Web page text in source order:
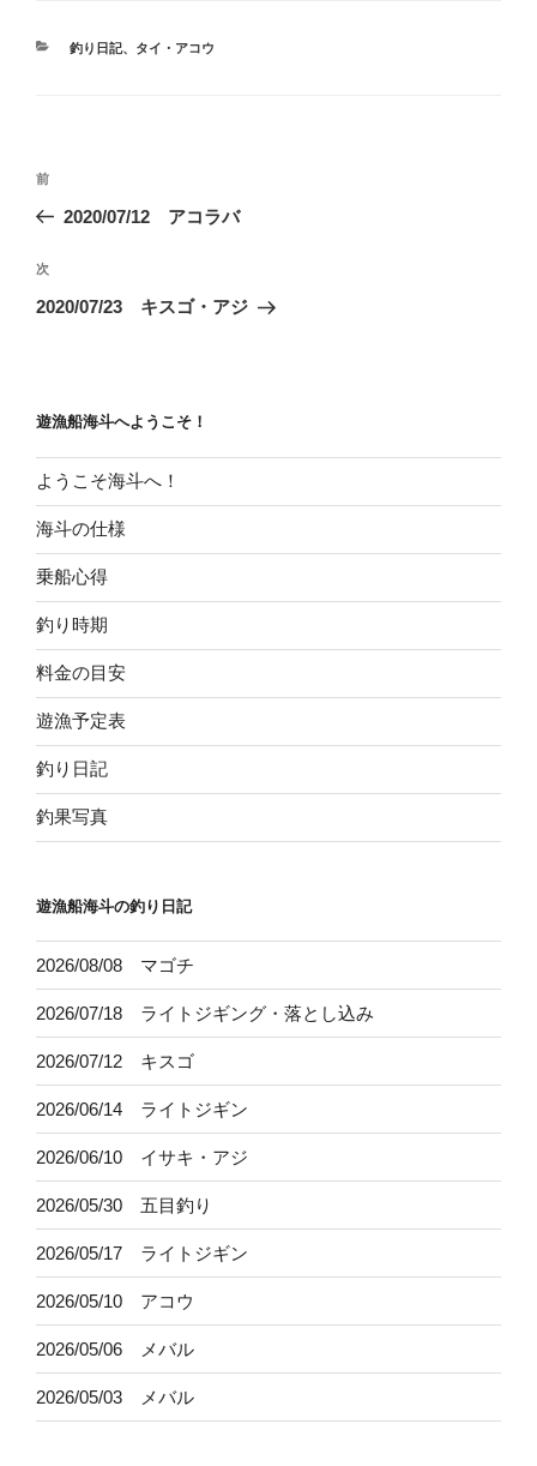
カ
釣り日記、 タイ・アコウ
投
ビ
ゲ
ン
前
の
稿
前
2020/07/12 アコラバ
次
の
次
2020/07/23 キスゴ・アジ
遊漁船海斗へようこそ！
ようこそ海斗へ！
海斗の仕様
乗船心得
釣り時期
料金の目安
遊漁予定表
釣り日記
釣果写真
遊漁船海斗の釣り日記
2026/08/08 マゴチ
2026/07/18 ライトジギング・落とし込み
2026/07/12 キスゴ
2026/06/14 ライトジギン
2026/06/10 イサキ・アジ
2026/05/30 五目釣り
2026/05/17 ライトジギン
2026/05/10 アコウ
2026/05/06 メバル
2026/05/03 メバル